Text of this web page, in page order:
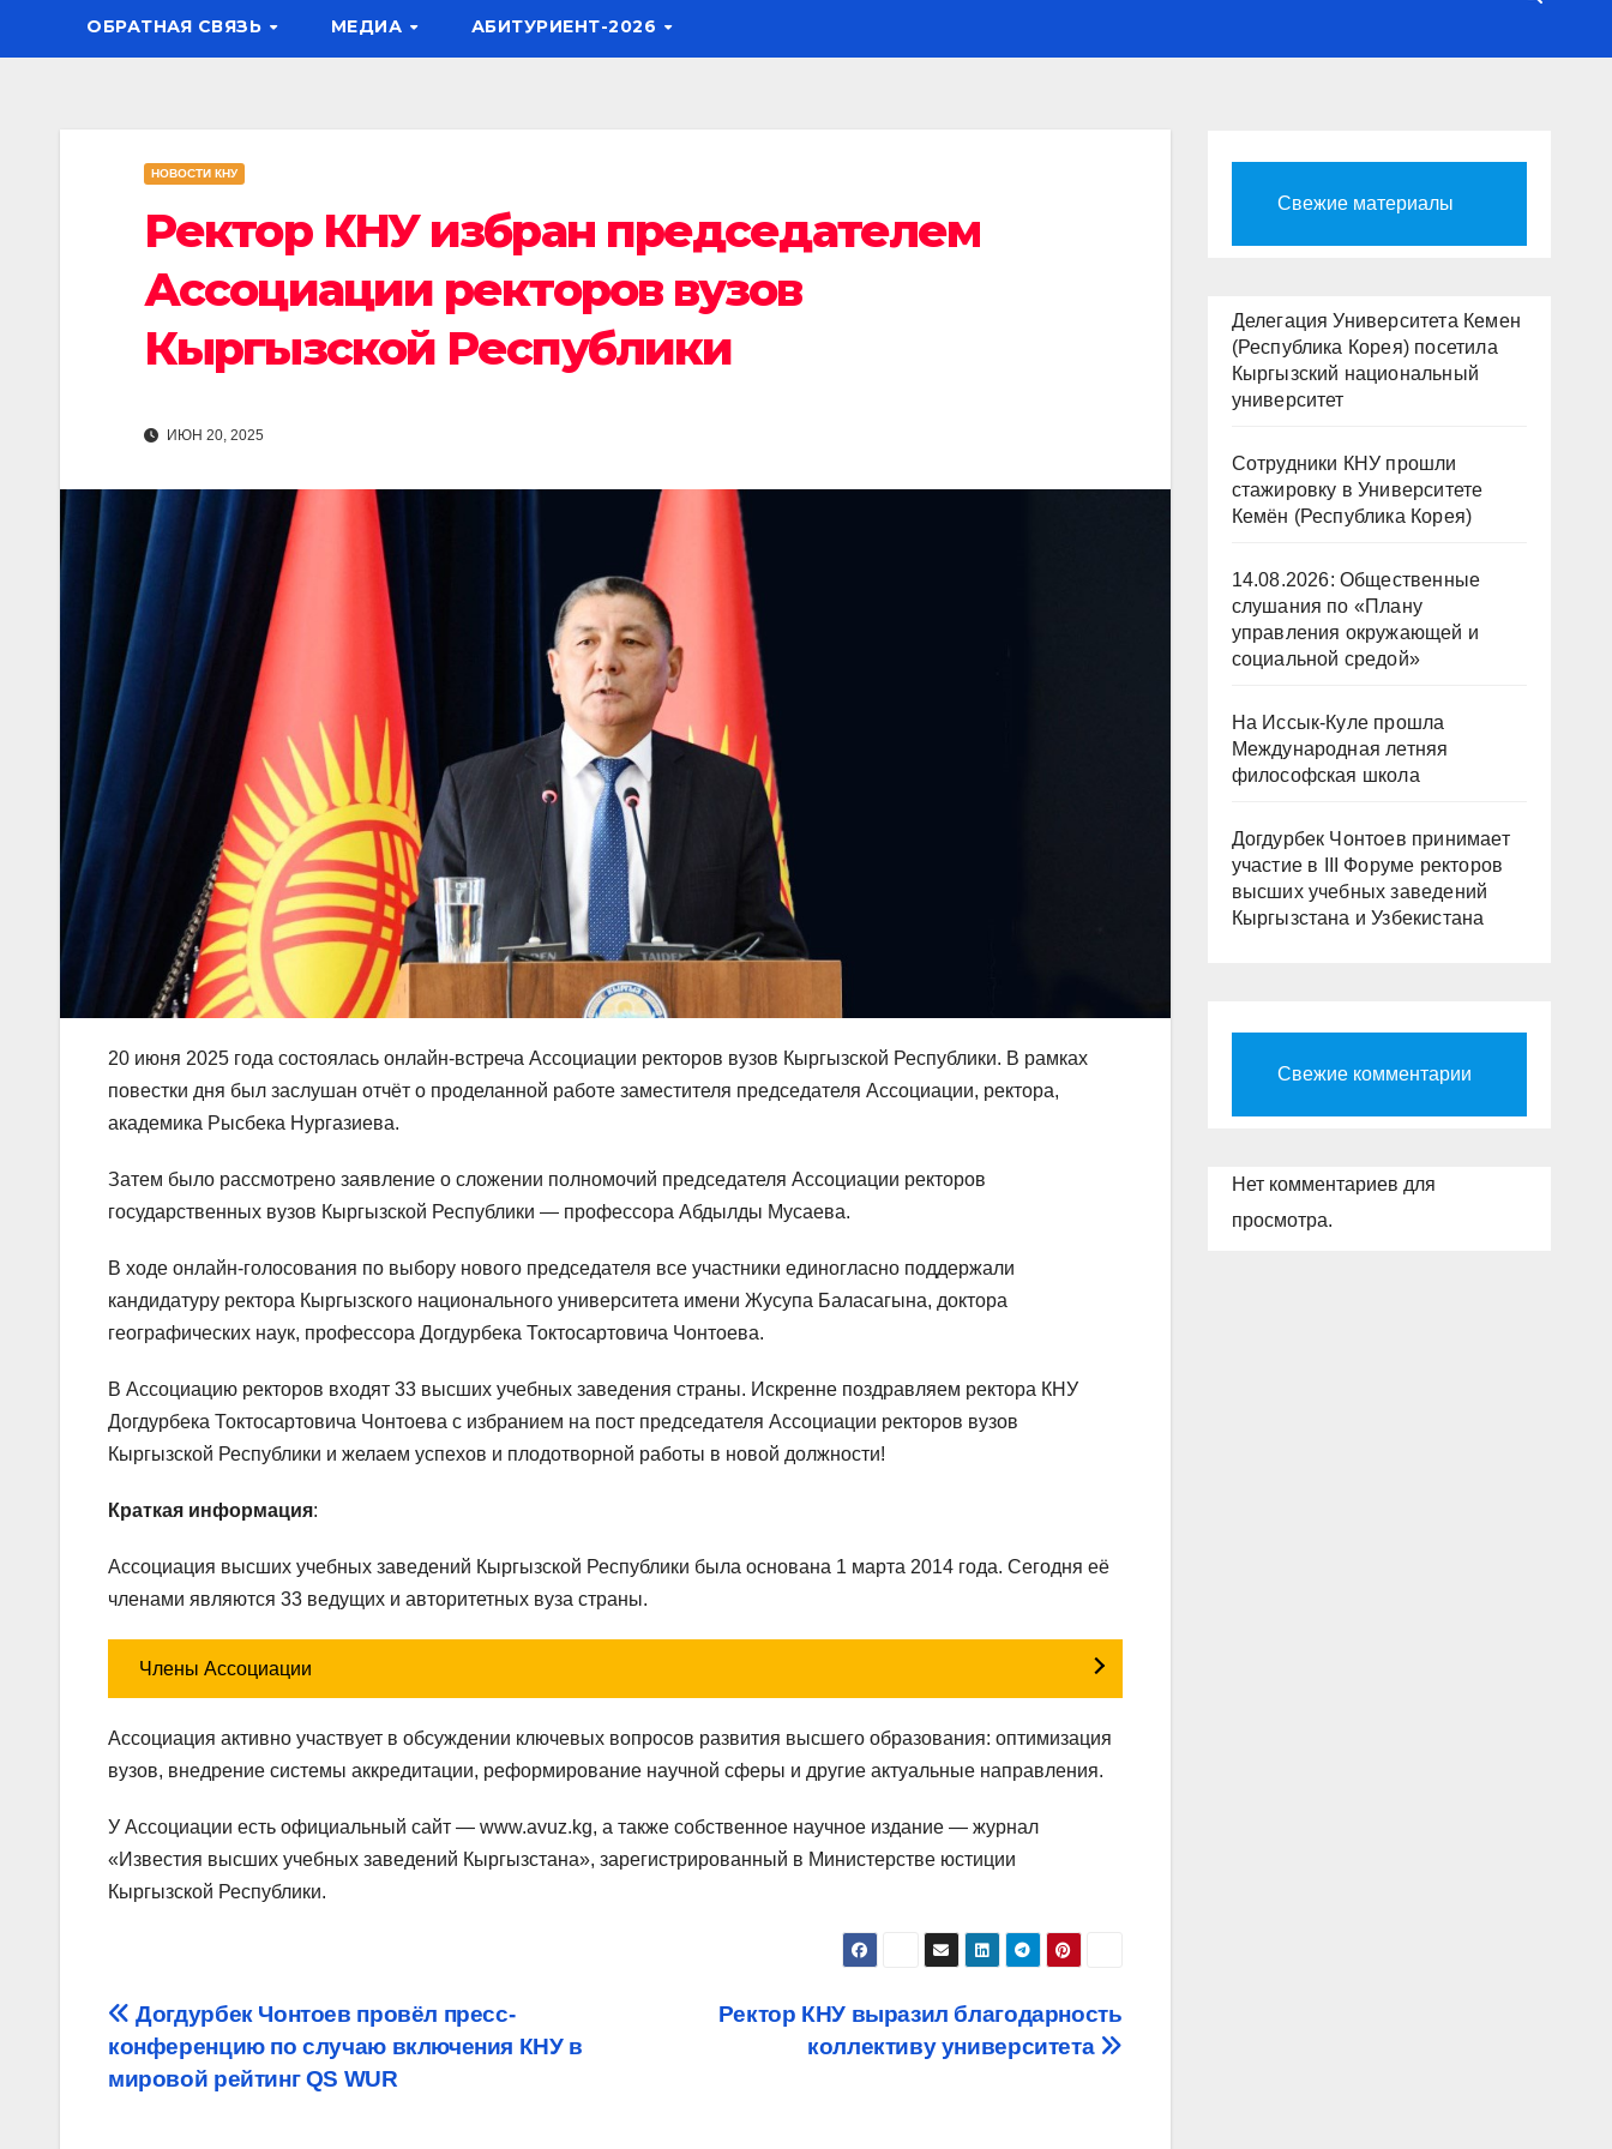
ОБРАТНАЯ СВЯЗЬ МЕДИА АБИТУРИЕНТ-2026
НОВОСТИ КНУ
Ректор КНУ избран председателем
Ассоциации ректоров вузов
Кыргызской Республики
ИЮН 20, 2025
20 июня 2025 года состоялась онлайн-встреча Ассоциации ректоров вузов Кыргызской Республики. В рамках
повестки дня был заслушан отчёт о проделанной работе заместителя председателя Ассоциации, ректора,
академика Рысбека Нургазиева.
Затем было рассмотрено заявление о сложении полномочий председателя Ассоциации ректоров
государственных вузов Кыргызской Республики — профессора Абдылды Мусаева.
В ходе онлайн-голосования по выбору нового председателя все участники единогласно поддержали
кандидатуру ректора Кыргызского национального университета имени Жусупа Баласагына, доктора
географических наук, профессора Догдурбека Токтосартовича Чонтоева.
В Ассоциацию ректоров входят 33 высших учебных заведения страны. Искренне поздравляем ректора КНУ
Догдурбека Токтосартовича Чонтоева с избранием на пост председателя Ассоциации ректоров вузов
Кыргызской Республики и желаем успехов и плодотворной работы в новой должности!
Краткая информация:
Ассоциация высших учебных заведений Кыргызской Республики была основана 1 марта 2014 года. Сегодня её
членами являются 33 ведущих и авторитетных вуза страны.
Члены Ассоциации
Ассоциация активно участвует в обсуждении ключевых вопросов развития высшего образования: оптимизация
вузов, внедрение системы аккредитации, реформирование научной сферы и другие актуальные направления.
У Ассоциации есть официальный сайт — www.avuz.kg, а также собственное научное издание — журнал
«Известия высших учебных заведений Кыргызстана», зарегистрированный в Министерстве юстиции
Кыргызской Республики.
Навигация
по
Ректор КНУ выразил благодарность
коллективу университета
Догдурбек Чонтоев провёл пресс-
конференцию по случаю включения КНУ в
мировой рейтинг QS WUR
Свежие материалы
Делегация Университета Кемен
(Республика Корея) посетила
Кыргызский национальный
университет
Сотрудники КНУ прошли
стажировку в Университете
Кемён (Республика Корея)
14.08.2026: Общественные
слушания по «Плану
управления окружающей и
социальной средой»
На Иссык-Куле прошла
Международная летняя
философская школа
Догдурбек Чонтоев принимает
участие в III Форуме ректоров
высших учебных заведений
Кыргызстана и Узбекистана
Свежие комментарии
Нет комментариев для
просмотра.